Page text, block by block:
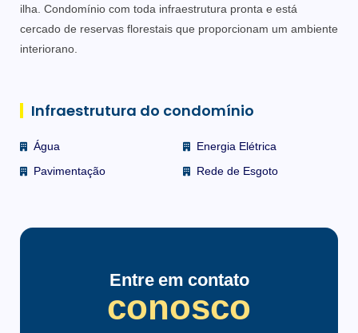
ilha. Condomínio com toda infraestrutura pronta e está
cercado de reservas florestais que proporcionam um ambiente
interiorano.
Infraestrutura do condomínio
Água
Energia Elétrica
Pavimentação
Rede de Esgoto
Entre em contato
conosco